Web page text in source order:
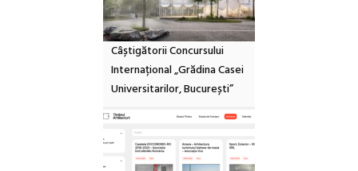
Câștigătorii Concursului
Internațional „Grădina Casei
Universitarilor, București”